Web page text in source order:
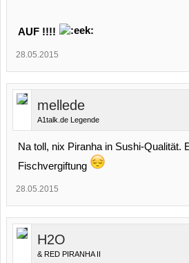
AUF !!!!
28.05.2015
mellede
A1talk.de Legende
Na toll, nix Piranha in Sushi-Qualität.
Fischvergiftung
28.05.2015
H2O
& RED PIRANHA II